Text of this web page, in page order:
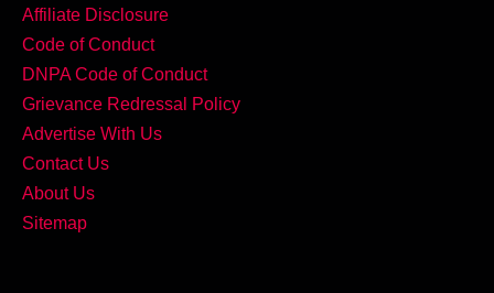
Affiliate Disclosure
Code of Conduct
DNPA Code of Conduct
Grievance Redressal Policy
Advertise With Us
Contact Us
About Us
Sitemap